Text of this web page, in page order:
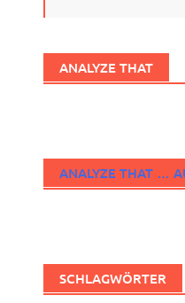
ANALYZE THAT
ANALYZE THAT …
SCHLAGWÖRTER